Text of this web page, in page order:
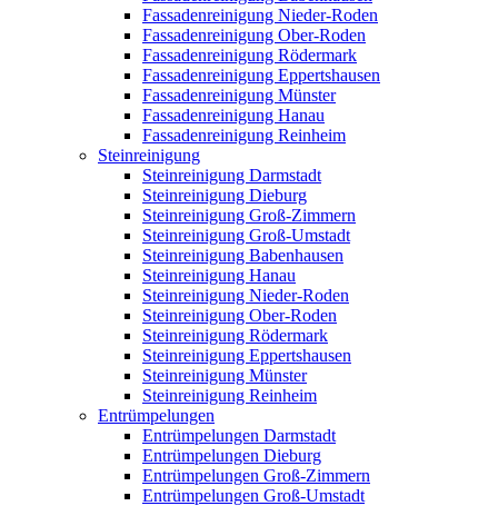
Fassadenreinigung Nieder-Roden
Fassadenreinigung Ober-Roden
Fassadenreinigung Rödermark
Fassadenreinigung Eppertshausen
Fassadenreinigung Münster
Fassadenreinigung Hanau
Fassadenreinigung Reinheim
Steinreinigung
Steinreinigung Darmstadt
Steinreinigung Dieburg
Steinreinigung Groß-Zimmern
Steinreinigung Groß-Umstadt
Steinreinigung Babenhausen
Steinreinigung Hanau
Steinreinigung Nieder-Roden
Steinreinigung Ober-Roden
Steinreinigung Rödermark
Steinreinigung Eppertshausen
Steinreinigung Münster
Steinreinigung Reinheim
Entrümpelungen
Entrümpelungen Darmstadt
Entrümpelungen Dieburg
Entrümpelungen Groß-Zimmern
Entrümpelungen Groß-Umstadt